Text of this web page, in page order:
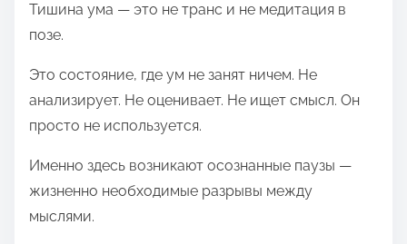
Тишина ума — это не транс и не медитация в
позе.
Это состояние, где ум не занят ничем. Не
анализирует. Не оценивает. Не ищет смысл. Он
просто не используется.
Именно здесь возникают осознанные паузы —
жизненно необходимые разрывы между
мыслями.